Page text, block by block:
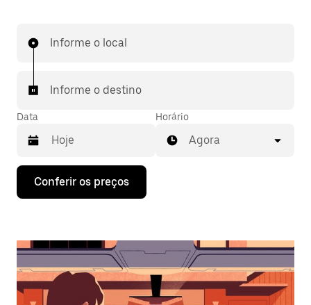
Informe o local
Informe o destino
Data
Pressione
seta
interagir
o
calendário
Horário
Agora
Conferir os preços